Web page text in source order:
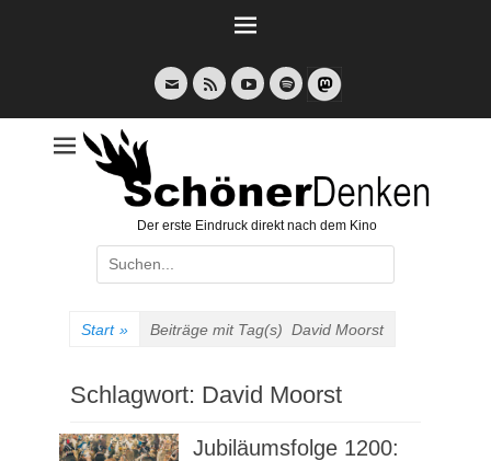
E-
Mail
Feed YouTubeSpotify
Der erste Eindruck direkt nach dem Kino
Suche
nach:
Start » Beiträge mit Tag(s) David Moorst
Schlagwort: David Moorst
Jubiläumsfolge 1200: